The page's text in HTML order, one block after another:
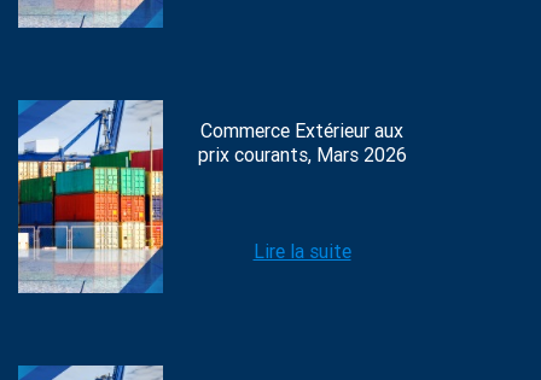
Commerce Extérieur aux
prix courants, Mars 2026
Lire la suite